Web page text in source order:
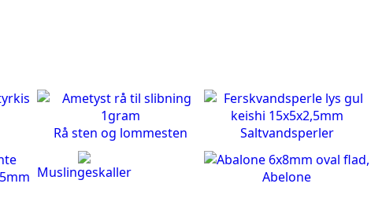
Rå sten og lommesten Saltvandsperler
Muslingeskaller Abelone